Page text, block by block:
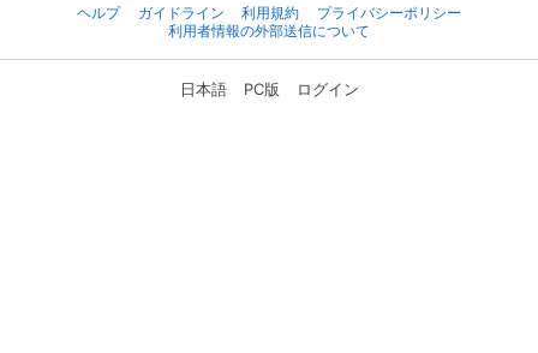
ヘルプ
ガイドライン 利用規約
プライバシーポリシー
利用者情報の外部送信について
日本語 PC版 ログイン